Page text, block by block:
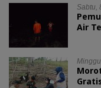
Sabtu,
Air